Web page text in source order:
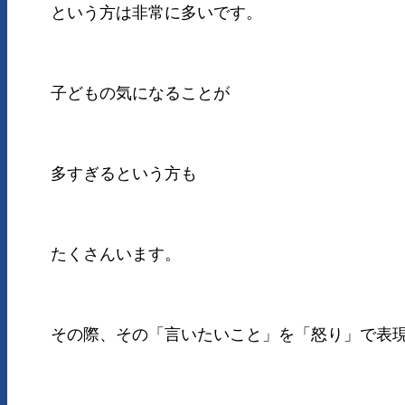
という方は非常に多いです。
子どもの気になることが
多すぎるという方も
たくさんいます。
その際、その「言いたいこと」を「怒り」で表